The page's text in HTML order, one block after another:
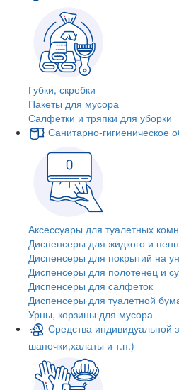
Губки, скребки
Пакеты для мусора
Салфетки и тряпки для уборки
Санитарно-гигиеническое
Аксессуары для туалетных
Диспенсеры для жидкого и
Диспенсеры для покрытий на
Диспенсеры для полотенец и
Диспенсеры для салфеток
Диспенсеры для туалетной
Урны, корзины для мусора
Средства индивидуальной
шапочки,халаты и т.п.)